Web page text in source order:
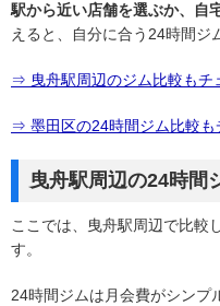
駅から近い店舗を選ぶか、自
えると、自分に合う24時間ジ
⇒ 曳舟駅周辺のジム比較もチ
⇒ 墨田区の24時間ジム比較も
曳舟駅周辺の24時間
ここでは、曳舟駅周辺で比較
す。
24時間ジムは月会費がシンプ